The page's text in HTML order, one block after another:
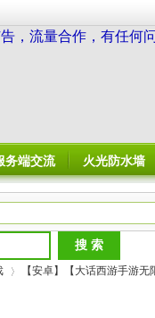
，流量合作，有任何
务端交流 火光防水墙
【安卓】【大话西游手游